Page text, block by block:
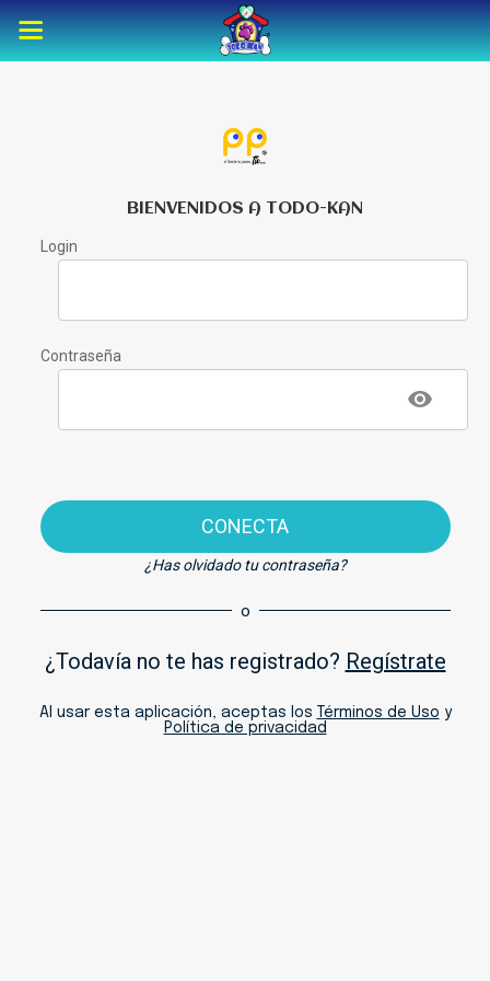
BIENVENIDOS A TODO-KAN
Login
Contraseña
CONECTA
¿Has olvidado tu contraseña?
o
¿Todavía no te has registrado? Regístrate
Al usar esta aplicación, aceptas los Términos de Uso y
Política de privacidad